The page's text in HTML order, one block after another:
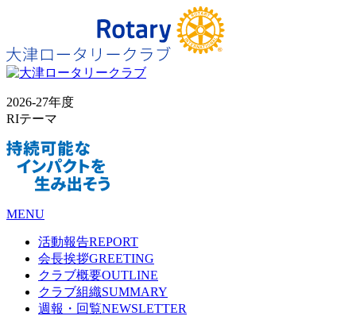
2026-27年度
RIテーマ
MENU
活動報告REPORT
会長挨拶GREETING
クラブ概要OUTLINE
クラブ組織SUMMARY
週報・回覧NEWSLETTER